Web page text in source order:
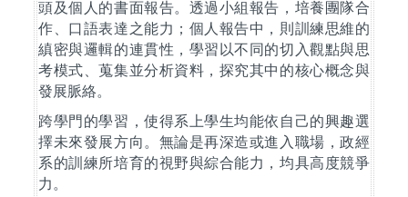
頭及個人的書面報告。透過小組報告，培養團隊合
作、口語表達之能力；個人報告中，則訓練思維的
縝密與邏輯的連貫性，學習以不同的切入觀點與思
考模式、蒐集並分析資料，探究其中的核心概念與
發展脈絡。
跨學門的學習，使得系上學生均能依自己的興趣選
擇未來發展方向。無論是再深造或進入職場，政經
系的訓練所培育的視野與綜合能力，均具高度競爭
力。